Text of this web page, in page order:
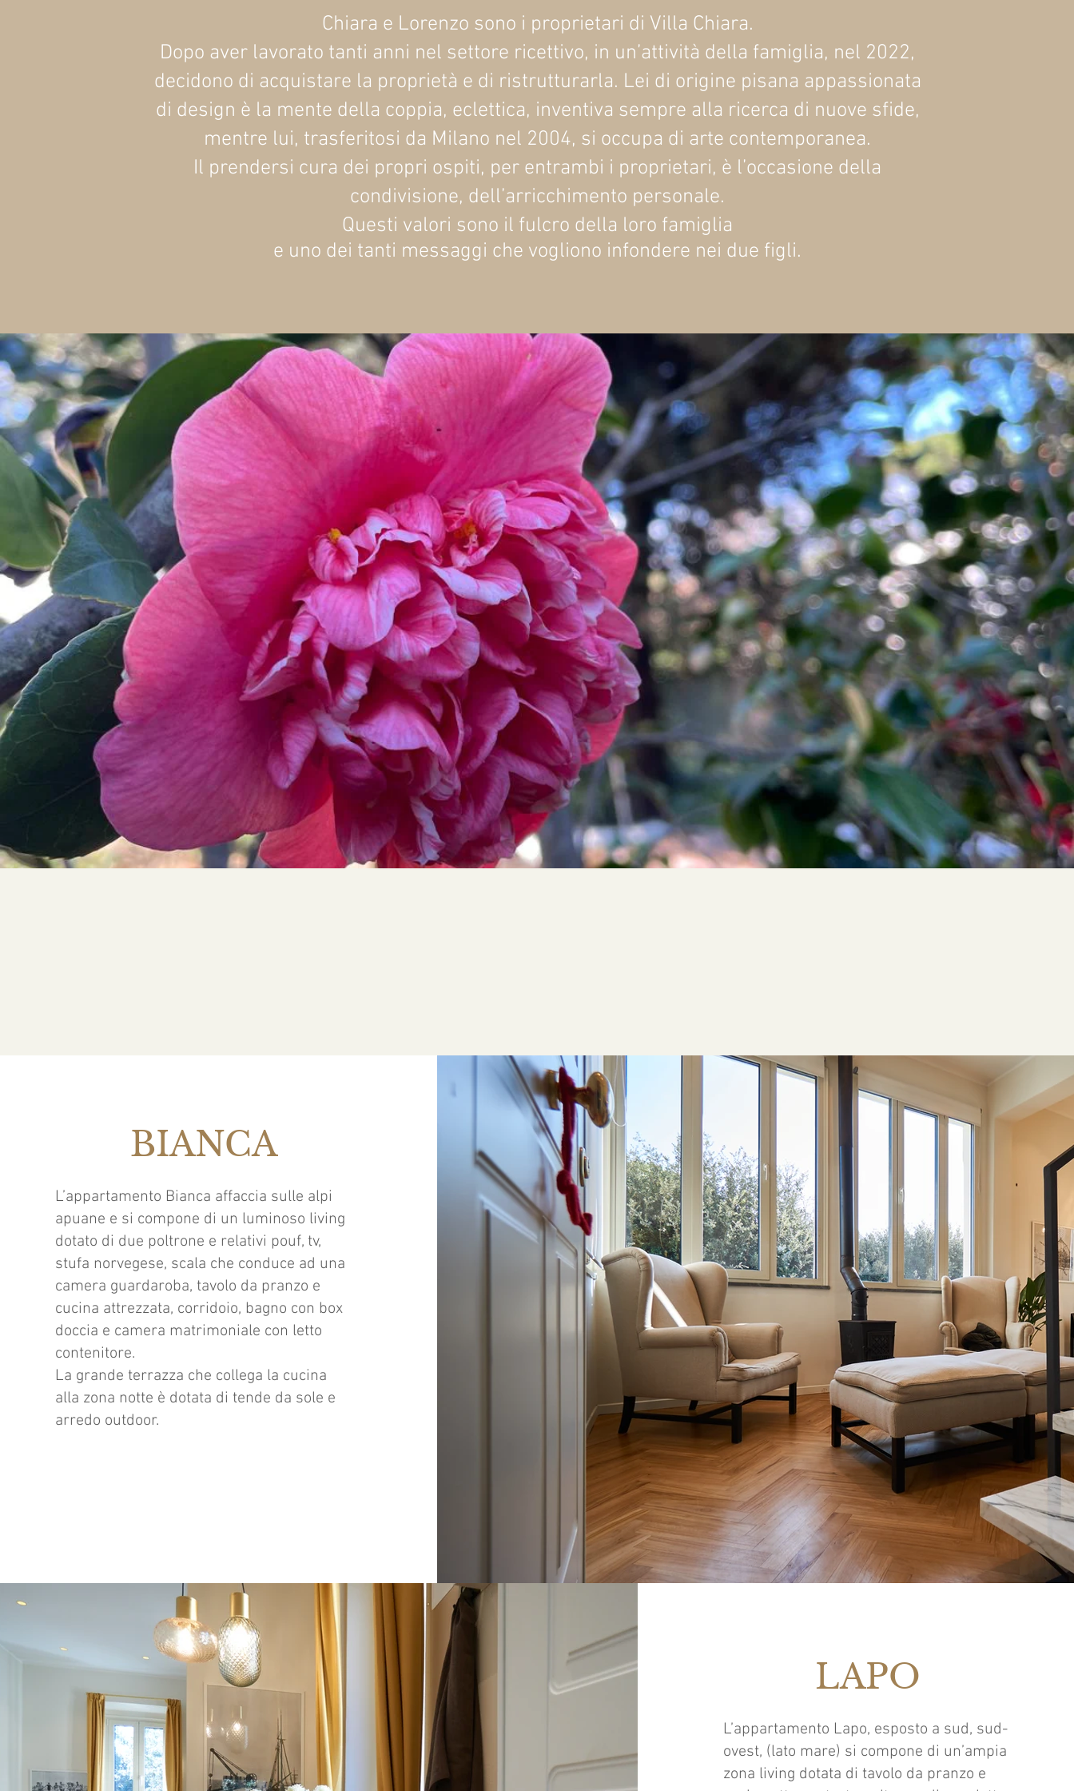
Chiara e Lorenzo sono i proprietari di Villa Chiara.
Dopo aver lavorato tanti anni nel settore ricettivo, in un’attività della famiglia, nel 2022,
decidono di acquistare la proprietà e di ristrutturarla. Lei di origine pisana appassionata
di design è la mente della coppia, eclettica, inventiva sempre alla ricerca di nuove sfide,
mentre lui, trasferitosi da Milano nel 2004, si occupa di arte contemporanea.
Il prendersi cura dei propri ospiti, per entrambi i proprietari, è l’occasione della
condivisione, dell’arricchimento personale.
Questi valori sono il fulcro della loro famiglia
e uno dei tanti messaggi che vogliono infondere nei due figli.
BIANCA
L’appartamento Bianca affaccia sulle alpi
apuane e si compone di un luminoso living
dotato di due poltrone e relativi pouf, tv,
stufa norvegese, scala che conduce ad una
camera guardaroba, tavolo da pranzo e
cucina attrezzata, corridoio, bagno con box
doccia e camera matrimoniale con letto
contenitore.
La grande terrazza che collega la cucina
alla zona notte è dotata di tende da sole e
arredo outdoor.
LAPO
L’appartamento Lapo, esposto a sud, sud-
ovest, (lato mare) si compone di un’ampia
zona living dotata di tavolo da pranzo e